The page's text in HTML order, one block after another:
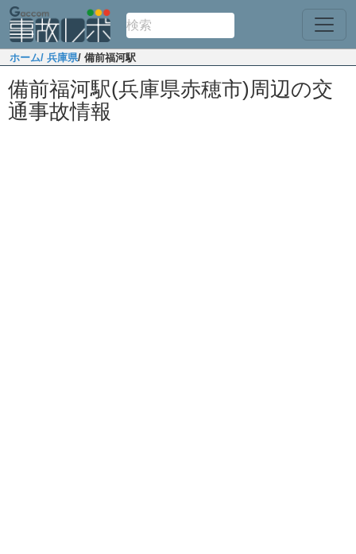
ホーム/ 兵庫県/ 備前福河駅
備前福河駅(兵庫県赤穂市)周辺の交
通事故情報